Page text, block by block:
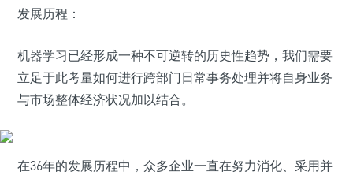
发展历程：
机器学习已经形成一种不可逆转的历史性趋势，我们需要
立足于此考量如何进行跨部门日常事务处理并将自身业务
与市场整体经济状况加以结合。
在36年的发展历程中，众多企业一直在努力消化、采用并